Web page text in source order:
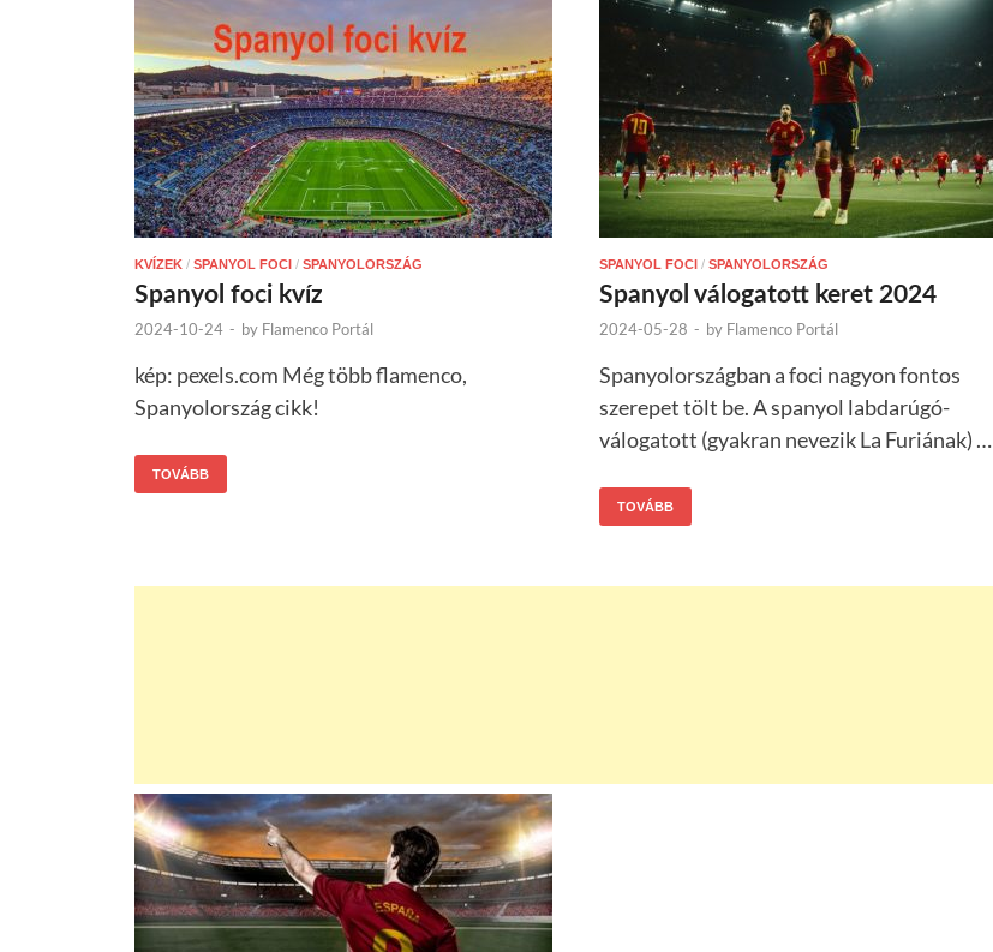
KVÍZEK / SPANYOL FOCI / SPANYOLORSZÁG
Spanyol foci kvíz
2024-10-24 - by Flamenco Portál
kép: pexels.com Még több flamenco,
Spanyolország cikk!
TOVÁBB
SPANYOL FOCI / SPANYOLORSZÁG
Spanyol válogatott keret 2024
2024-05-28 - by Flamenco Portál
Spanyolországban a foci nagyon fontos
szerepet tölt be. A spanyol labdarúgó-
válogatott (gyakran nevezik La Furiának) …
TOVÁBB